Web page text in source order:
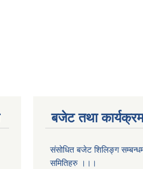
बजेट तथा कार्यक्रम
संसोधित बजेट शिलिङ्ग
समितिहरु ।।।